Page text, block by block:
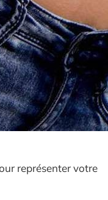
représenter votre